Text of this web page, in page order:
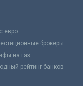
евро
брокеры
на газ
рейтинг банков